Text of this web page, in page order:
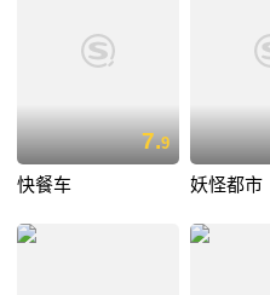
7.9
快餐车 妖怪都市